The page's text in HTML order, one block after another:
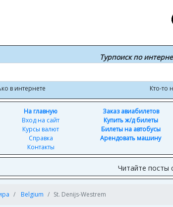
Турпоиск по
в интернете Кто-то
На главную
Вход на сайт
Курсы валют
Справка
Контакты
Заказ авиабилетов
Купить ж/д билеты
Билеты на автобусы
Арендовать машину
Читайте посты
Belgium St. Denijs-Westrem